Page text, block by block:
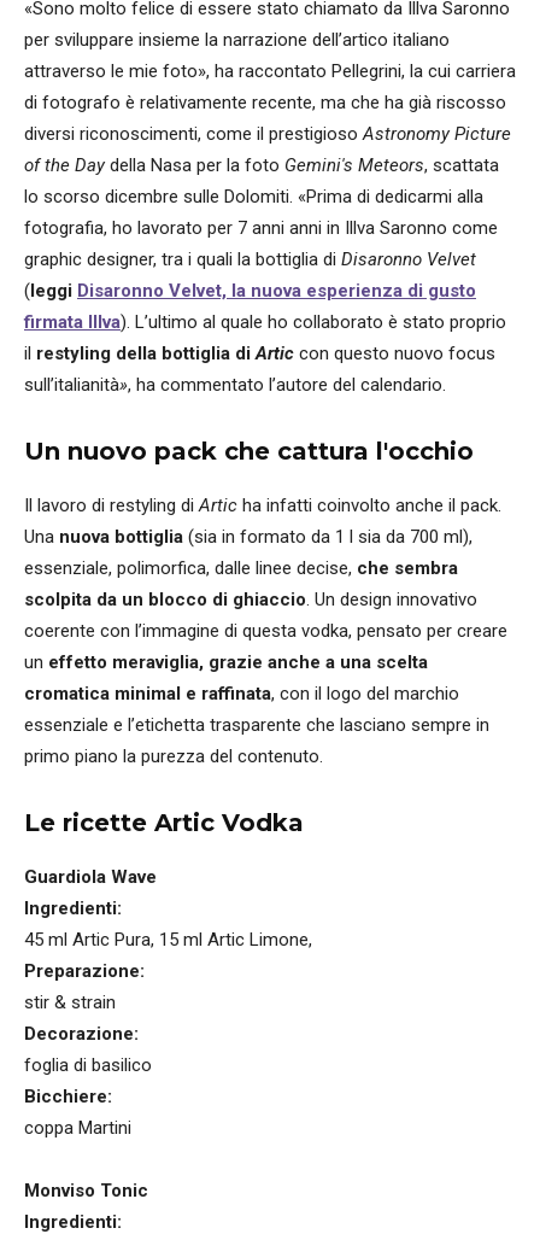
«Sono molto felice di essere stato chiamato da Illva Saronno
per sviluppare insieme la narrazione dell’artico italiano
attraverso le mie foto», ha raccontato Pellegrini, la cui carriera
di fotografo è relativamente recente, ma che ha già riscosso
diversi riconoscimenti, come il prestigiosoAstronomy Picture
of the Daydella Nasa per la foto Gemini's Meteors, scattata
lo scorso dicembre sulle Dolomiti. «Prima di dedicarmi alla
fotografia, ho lavorato per 7 anni anni in Illva Saronno come
graphic designer, tra i quali la bottiglia di Disaronno Velvet
(leggi Disaronno Velvet, la nuova esperienza di gusto
firmata Illva). L’ultimo al quale ho collaborato è stato proprio
il restyling della bottiglia diArtic con questo nuovo focus
sull’italianità», ha commentato l’autore del calendario.
Un nuovo pack che cattura l'occhio
Il lavoro di restyling diArtic ha infatti coinvolto anche il pack.
Una nuova bottiglia (sia in formato da 1 l sia da 700 ml),
essenziale, polimorfica, dalle linee decise, che sembra
scolpita da un blocco di ghiaccio. Un design innovativo
coerente con l’immagine di questa vodka, pensato per creare
un effetto meraviglia, grazie anche a una scelta
cromatica minimal e raffinata, con il logo del marchio
essenziale e l’etichetta trasparente che lasciano sempre in
primo piano la purezza del contenuto.
Le ricette Artic Vodka
Guardiola Wave
Ingredienti:
45 ml Artic Pura, 15 ml Artic Limone,
Preparazione:
stir & strain
Decorazione:
foglia di basilico
Bicchiere:
coppa Martini
Monviso Tonic
Ingredienti: